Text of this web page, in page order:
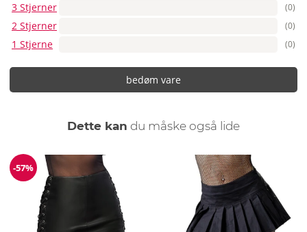
3 Stjerner (0)
2 Stjerner (0)
1 Stjerne (0)
bedøm vare
Dette kan du måske også lide
Rabat
-57%